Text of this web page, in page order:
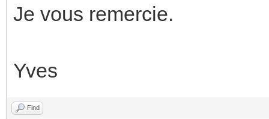
Je vous remercie.
Yves
Find